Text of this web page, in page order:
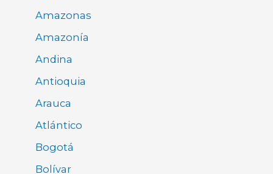
Amazonas
Amazonía
Andina
Antioquia
Arauca
Atlántico
Bogotá
Bolívar